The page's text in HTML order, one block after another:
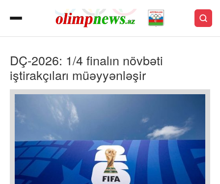
DÇ-2026: 1/4 finalın növbəti
iştirakçıları müəyyənləşir